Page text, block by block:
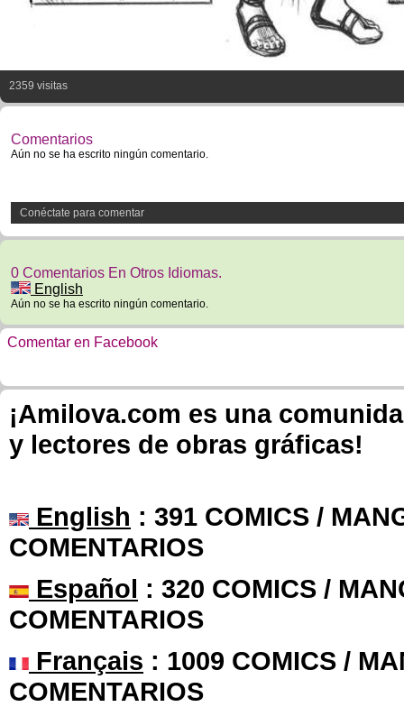
2359 visitas
Comentarios
Aún no se ha escrito ningún comentario.
Conéctate para comentar
0 Comentarios En Otros Idiomas.
English
Aún no se ha escrito ningún comentario.
Comentar en Facebook
¡Amilova.com es una
y lectores de obras gráficas!
English : 391 COMICS /
COMENTARIOS
Español : 320 COMICS /
COMENTARIOS
Français : 1009 COMICS /
COMENTARIOS